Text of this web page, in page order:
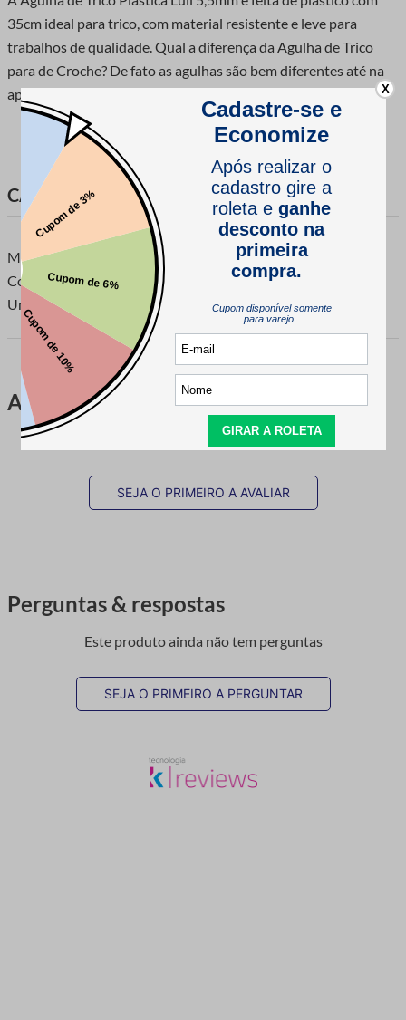
35cm ideal para trico, com material resistente e leve para
trabalhos de qualidade. Qual a diferença da Agulha de Trico
para de Croche? De fato as agulhas são bem diferentes até na
aparencia
CARACTERÍSTICAS DO PRODUTO
Marca: Luli
Composição: Plástico
Unidade de venda: 1 par.
Avaliações
Este produto ainda não tem avaliações
SEJA O PRIMEIRO A AVALIAR
Perguntas & respostas
Este produto ainda não tem perguntas
SEJA O PRIMEIRO A PERGUNTAR
X